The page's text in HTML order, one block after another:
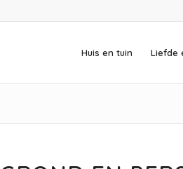
Huis en tuin Liefde